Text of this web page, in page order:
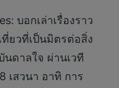
บอกเล่าเรื่องราว
ยวที่เป็นมิตรต่อสิ่ง
นดาลใจ ผ่านเวที
เสวนา อาทิ การ